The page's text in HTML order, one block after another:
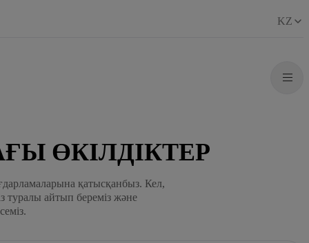
KZ
ӨКІЛДІКТЕР
қатысқанбыз. Кел,
туралы айтып береміз және